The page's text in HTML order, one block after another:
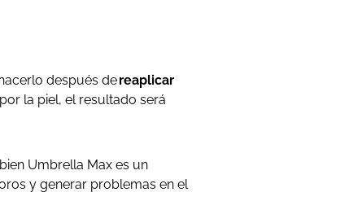
después dereaplicar
la piel, el resultado será
Umbrella Max es un
y generar problemas en el